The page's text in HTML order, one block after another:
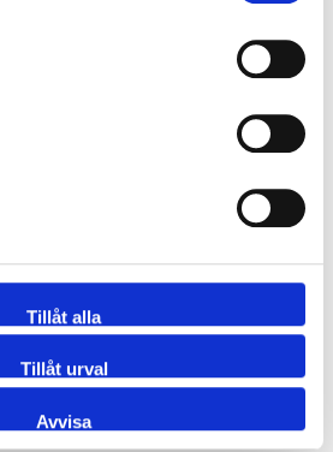
Tillåt alla
Tillåt urval
Avvisa
T-rör långt DIN 11852 41x1.5
1 T-rör långt DIN 11852 53x1.5
T-rör långt DIN 11852 70x2.0
T-rör långt DIN 11852 85x2.0
T-rör långt DIN 11852 154x2.0